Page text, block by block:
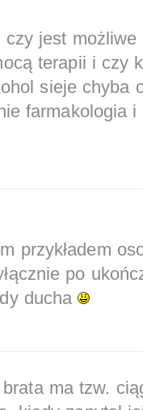
jest
terapii i czy
sieje chyba
farmakologia i
przykładem
po
ducha
ma tzw.